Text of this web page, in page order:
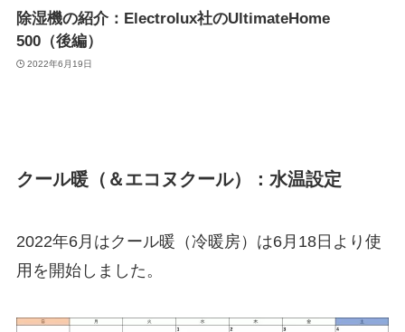
除湿機の紹介：Electrolux社のUltimateHome
500（後編）
2022年6月19日
クール暖（＆エコヌクール）：水温設定
2022年6月はクール暖（冷暖房）は6月18日より使
用を開始しました。